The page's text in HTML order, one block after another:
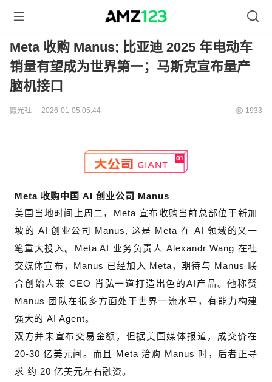
Meta 收购 Manus; 比亚迪 2025 年电动车
销量有望成为世界第一；马斯克宣布量产
脑机接口
霞光社 2026-01-05 05:44 1933
Meta 收购中国 AI 创业公司 Manus
美国当地时间上周二，Meta 宣布收购当前总部位于新加
坡的 AI 创业公司 Manus, 这是 Meta 在 AI 领域的又一
笔重大投入。Meta AI 业务负责人 Alexandr Wang 在社
交媒体宣布，Manus 已经加入 Meta，期待与 Manus 联
合创始人兼 CEO 肖弘一道打造出色的AI产品。他称赞
Manus 团队在很多方面处于世界一流水平，有能力构建
强大的 AI Agent。
双方并未宣布交易金额，但据美国媒体报道，成交价在
20-30 亿美元间。而且 Meta 洽购 Manus 时，后者正寻
求 约 20 亿美元左右融资。